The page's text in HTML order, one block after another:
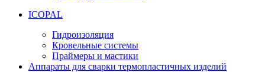
ICOPAL
Гидроизоляция
Кровельные системы
Праймеры и мастики
Аппараты для сварки термопластичных изделий